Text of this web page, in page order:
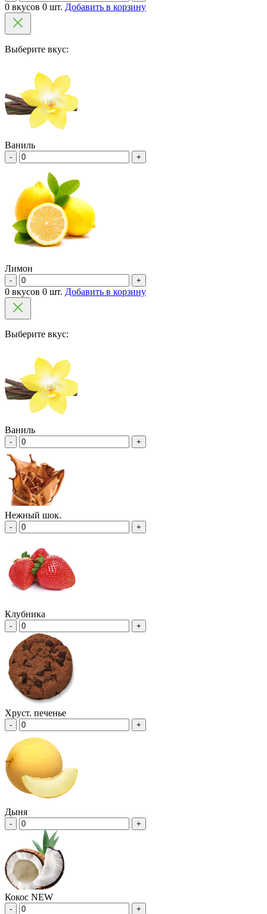
0 вкусов 0 шт. Добавить в корзину
Выберите вкус:
Ваниль
- +
Лимон
- +
0 вкусов 0 шт. Добавить в корзину
Выберите вкус:
Ваниль
- +
Нежный шок.
- +
Клубника
- +
Хруст. печенье
- +
Дыня
- +
Кокос NEW
- +